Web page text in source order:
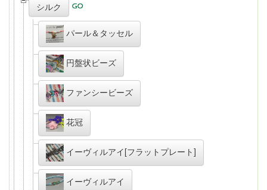
シルク
パール＆タッセル
円盤状ビーズ
ファンシービーズ
花冠
イーヴィルアイ[フラットプレート]
イーヴィルアイ